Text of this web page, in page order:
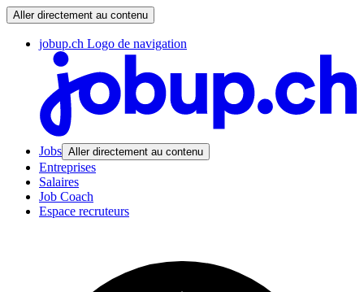
Aller directement au contenu
jobup.ch Logo de navigation
Jobs Aller directement au contenu
Entreprises
Salaires
Job Coach
Espace recruteurs